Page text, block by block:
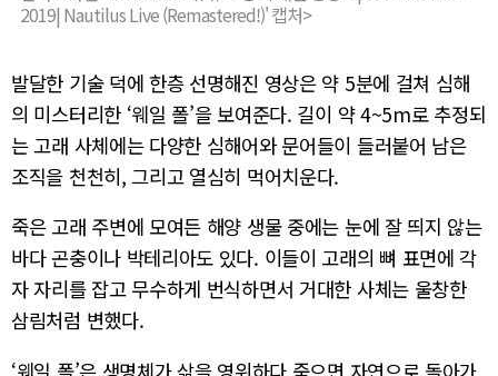
2019| Nautilus Live (Remastered!)' 캡처>
발달한 기술 덕에 한층 선명해진 영상은 약 5분에 걸쳐 심해
의 미스터리한 ‘웨일 폴’을 보여준다. 길이 약 4~5m로 추정되
는 고래 사체에는 다양한 심해어와 문어들이 들러붙어 남은
조직을 천천히, 그리고 열심히 먹어치운다.
죽은 고래 주변에 모여든 해양 생물 중에는 눈에 잘 띄지 않는
바다 곤충이나 박테리아도 있다. 이들이 고래의 뼈 표면에 각
자 자리를 잡고 무수하게 번식하면서 거대한 사체는 울창한
삼림처럼 변했다.